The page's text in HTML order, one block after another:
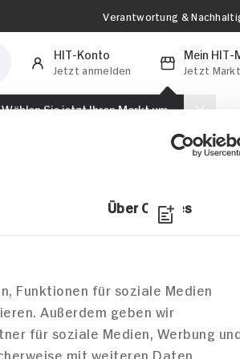
Verantwortung &
HIT-Konto
Jetzt anmelden
Mein HIT-
Jetzt
Wählen Sie jetzt Ihren Markt um
Markt auswählen